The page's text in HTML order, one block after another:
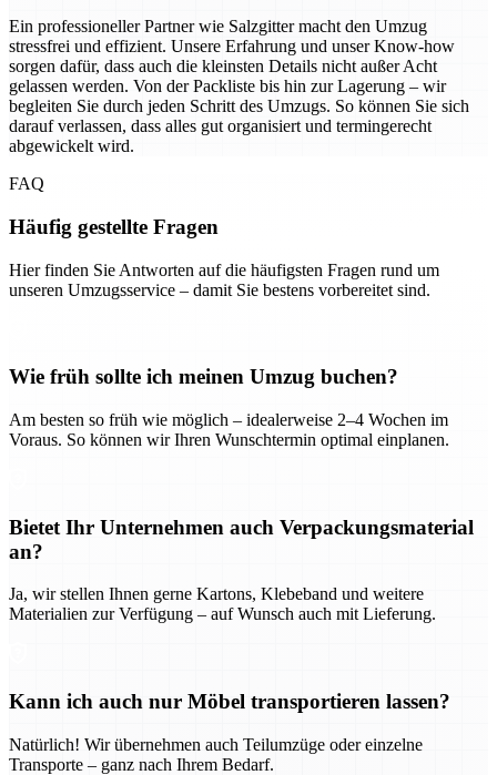
Ein professioneller Partner wie Salzgitter macht den Umzug
stressfrei und effizient. Unsere Erfahrung und unser Know-how
sorgen dafür, dass auch die kleinsten Details nicht außer Acht
gelassen werden. Von der Packliste bis hin zur Lagerung – wir
begleiten Sie durch jeden Schritt des Umzugs. So können Sie sich
darauf verlassen, dass alles gut organisiert und termingerecht
abgewickelt wird.
FAQ
Häufig gestellte Fragen
Hier finden Sie Antworten auf die häufigsten Fragen rund um
unseren Umzugsservice – damit Sie bestens vorbereitet sind.
Wie früh sollte ich meinen Umzug buchen?
Am besten so früh wie möglich – idealerweise 2–4 Wochen im
Voraus. So können wir Ihren Wunschtermin optimal einplanen.
Bietet Ihr Unternehmen auch Verpackungsmaterial
an?
Ja, wir stellen Ihnen gerne Kartons, Klebeband und weitere
Materialien zur Verfügung – auf Wunsch auch mit Lieferung.
Kann ich auch nur Möbel transportieren lassen?
Natürlich! Wir übernehmen auch Teilumzüge oder einzelne
Transporte – ganz nach Ihrem Bedarf.